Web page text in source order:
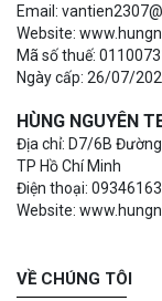
Email:
Website:
Mã số thuế:
Ngày cấp: 26/07/
HÙNG NGUYÊN
Địa chỉ: D7/6B Đường
TP Hồ Chí Minh
Điện thoại:
Website:
VỀ CHÚNG TÔI